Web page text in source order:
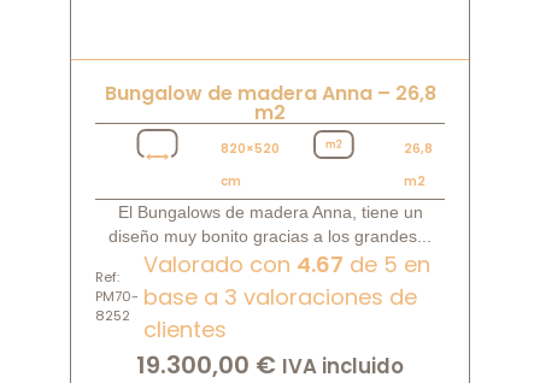
Bungalow de madera Anna – 26,8
m2
820×520
cm
26,8
m2
El Bungalows de madera Anna, tiene un
diseño muy bonito gracias a los grandes...
Ref:
PM70-
8252
Valorado con 4.67 de 5 en
base a 3 valoraciones de
clientes
19.300,00 € IVA incluido